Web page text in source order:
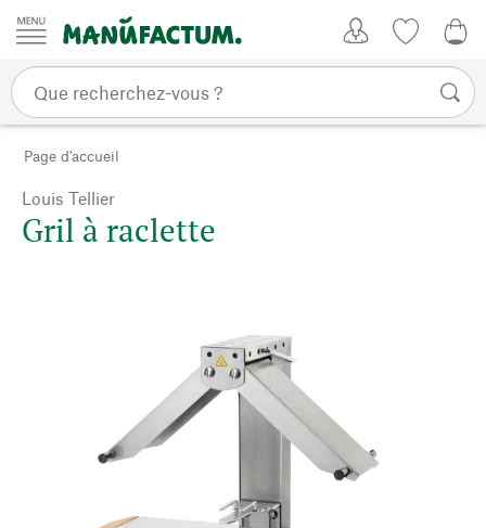
Passer au contenu
Page d'accueil
Louis Tellier
Gril à raclette